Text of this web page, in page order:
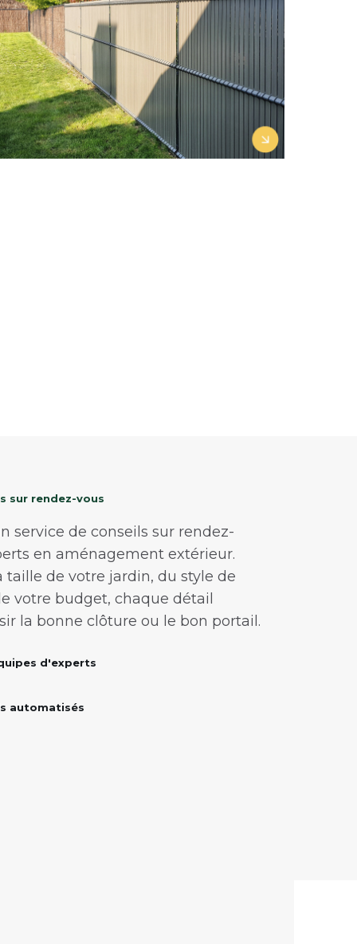
sur rendez-vous
service de conseils sur rendez-
en aménagement extérieur.
taille de votre jardin, du style de
votre budget, chaque détail
la bonne clôture ou le bon portail.
d'experts
automatisés